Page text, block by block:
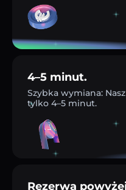
4–5 minut.
Szybka wymiana:
tylko 4–5 minut.
Rezerwa